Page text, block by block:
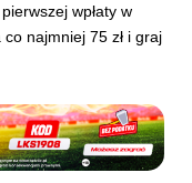
wpłaty w
najmniej 75 zł i graj